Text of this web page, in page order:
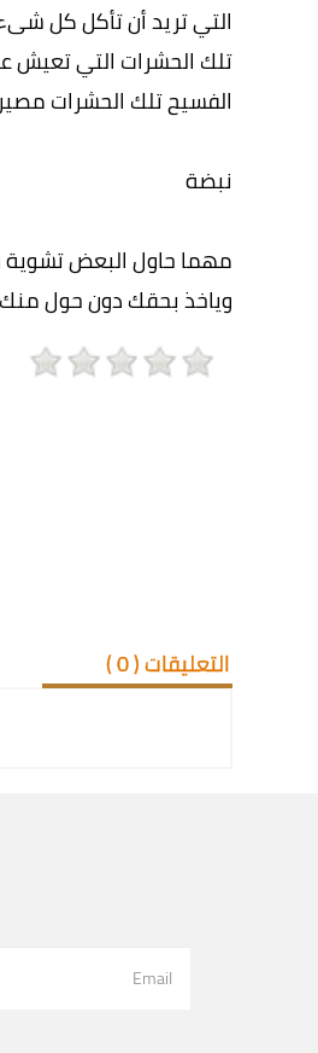
التي تريد أن تأكل كل
تلك الحشرات التي تعيش
الفسيح تلك الحشرات
نبضة
مهما حاول البعض
وياخذ بحقك دون حول
التعليقات (0
)